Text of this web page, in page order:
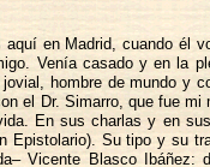
aquí en Madrid, cuando él
Venía casado y en la
hombre de mundo y
el Dr. Simarro, que fue
En sus charlas y en
Epistolario). Su tipo y su
Vicente Blasco Ibáñez: